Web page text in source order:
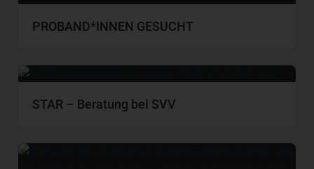
PROBAND*INNEN GESUCHT
STAR – Beratung bei SVV